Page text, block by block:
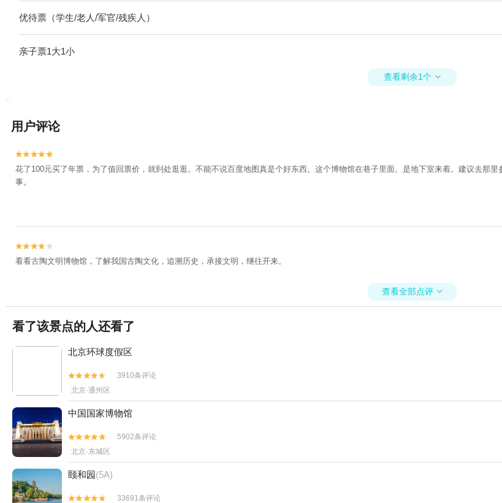
优待票（学生/老人/军官/残疾人）
亲子票1大1小
查看剩余1个 
用户评论


花了100元买了年票，为了值回票价，就到处逛逛。不能不说百度地图真是个好东西。这个博物馆在巷子里面。是地下室来着。建议去那
事。


看看古陶文明博物馆，了解我国古陶文化，追溯历史，承接文明，继往开来。
查看全部点评 
看了该景点的人还看了
北京环球度假区


3910条评论
北京·通州区
中国国家博物馆


5902条评论
北京·东城区
颐和园(5A)

 33691条评论